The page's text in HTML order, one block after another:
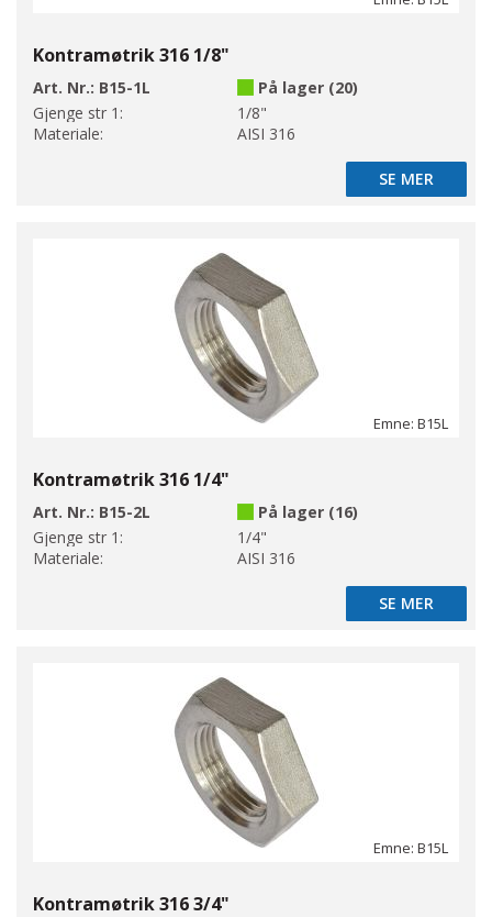
Kontramøtrik 316 1/8"
Art. Nr.: B15-1L
På lager (20)
Gjenge str 1:
1/8"
Materiale:
AISI 316
SE MER
SE MER
Emne: B15L
Kontramøtrik 316 1/4"
Art. Nr.: B15-2L
På lager (16)
Gjenge str 1:
1/4"
Materiale:
AISI 316
SE MER
SE MER
Emne: B15L
Kontramøtrik 316 3/4"